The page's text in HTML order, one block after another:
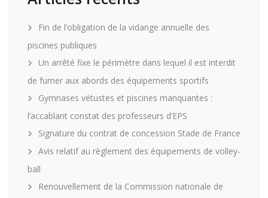
Fin de l’obligation de la vidange annuelle des
piscines publiques
Un arrêté fixe le périmètre dans lequel il est interdit
de fumer aux abords des équipements sportifs
Gymnases vétustes et piscines manquantes :
l’accablant constat des professeurs d’EPS
Signature du contrat de concession Stade de France
Avis relatif au règlement des équipements de volley-
ball
Renouvellement de la Commission nationale de